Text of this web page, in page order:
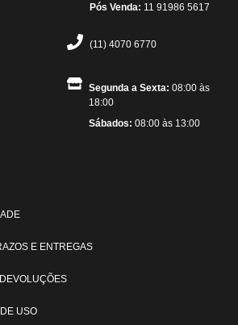
Pós Venda: 11 91986 5617
(11) 4070 6770
Segunda a Sexta: 08:00 às
18:00
Sábados: 08:00 às 13:00
E ENTREGAS
USO